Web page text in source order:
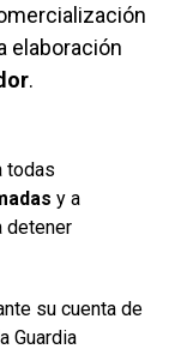
elaboración
.
todas
y a
detener
su cuenta de
Guardia